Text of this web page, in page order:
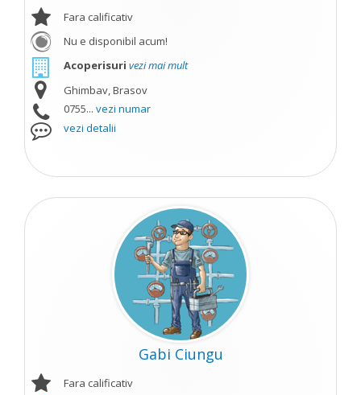
Fara calificativ
Nu e disponibil acum!
Acoperisuri vezi mai mult
Ghimbav, Brasov
0755... vezi numar
vezi detalii
Gabi Ciungu
Fara calificativ